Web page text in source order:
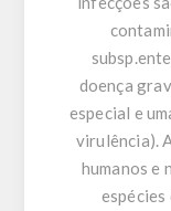
doença
especial e
virulência).
humanos e
espécies